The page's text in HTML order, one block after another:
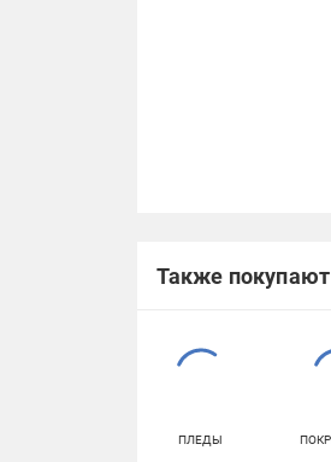
Также покупают
ПЛЕДЫ